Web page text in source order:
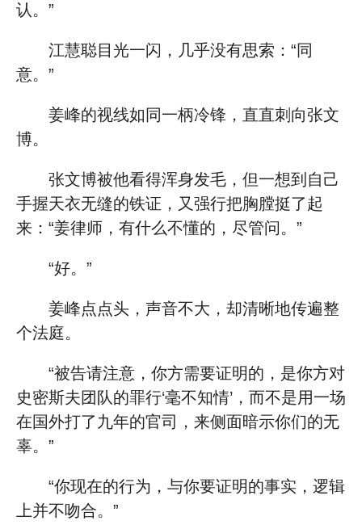
认。”
江慧聪目光一闪，几乎没有思索：“同
意。”
姜峰的视线如同一柄冷锋，直直刺向张文
博。
张文博被他看得浑身发毛，但一想到自己
手握天衣无缝的铁证，又强行把胸膛挺了起
来：“姜律师，有什么不懂的，尽管问。”
“好。”
姜峰点点头，声音不大，却清晰地传遍整
个法庭。
“被告请注意，你方需要证明的，是你方对
史密斯夫团队的罪行‘毫不知情’，而不是用一场
在国外打了九年的官司，来侧面暗示你们的无
辜。”
“你现在的行为，与你要证明的事实，逻辑
上并不吻合。”